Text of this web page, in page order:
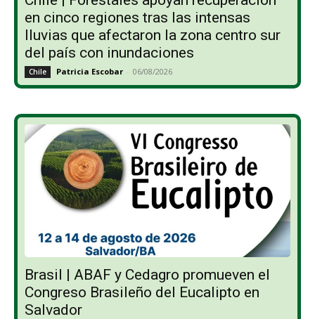
en cinco regiones tras las intensas
lluvias que afectaron la zona centro sur
del país con inundaciones
Chile Patricia Escobar - 06/08/2026
Brasil | ABAF y Cedagro promueven el
Congreso Brasileño del Eucalipto en
Salvador